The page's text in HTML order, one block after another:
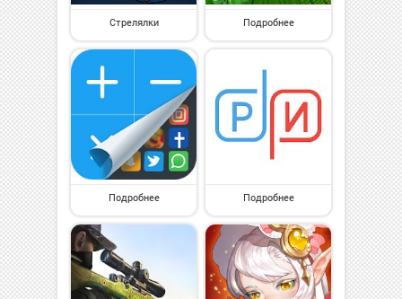
Стрелялки Подробнее
Подробнее Подробнее